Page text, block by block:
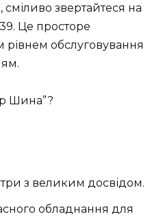
звертайтеся на
. Це просторе
обслуговування
Шина”?
з великим досвідом.
обладнання для